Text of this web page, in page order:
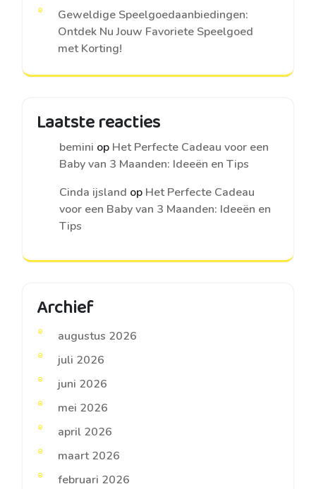
Geweldige Speelgoedaanbiedingen:
Ontdek Nu Jouw Favoriete Speelgoed
met Korting!
Laatste reacties
bemini op Het Perfecte Cadeau voor een
Baby van 3 Maanden: Ideeën en Tips
Cinda ijsland op Het Perfecte Cadeau
voor een Baby van 3 Maanden: Ideeën en
Tips
Archief
augustus 2026
juli 2026
juni 2026
mei 2026
april 2026
maart 2026
februari 2026